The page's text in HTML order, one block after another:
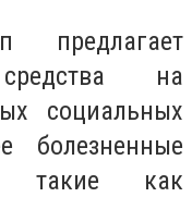
предлагает
на
социальных
болезненные
такие как